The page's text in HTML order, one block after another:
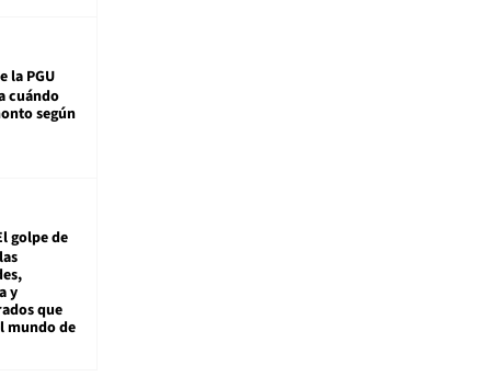
la PGU
cuándo
según
golpe de
y
que
mundo de